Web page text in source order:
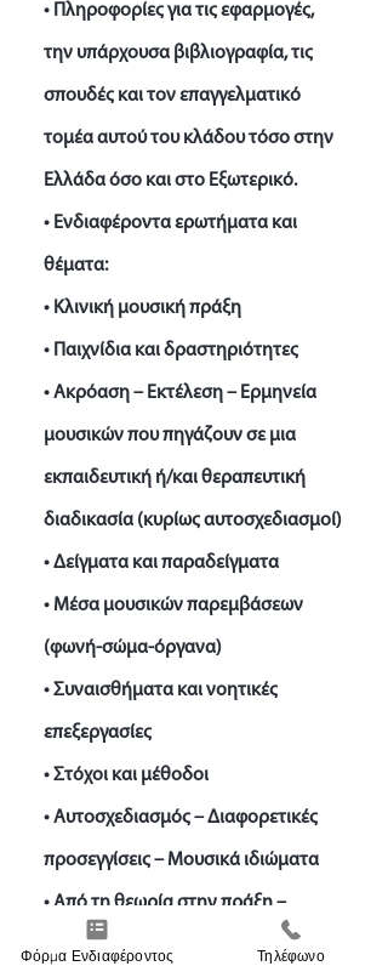
• Πληροφορίες για τις εφαρμογές,
την υπάρχουσα βιβλιογραφία, τις
σπουδές και τον επαγγελματικό
τομέα αυτού του κλάδου τόσο στην
Ελλάδα όσο και στο Εξωτερικό.
• Ενδιαφέροντα ερωτήματα και
θέματα:
• Κλινική μουσική πράξη
• Παιχνίδια και δραστηριότητες
• Ακρόαση – Εκτέλεση – Ερμηνεία
μουσικών που πηγάζουν σε μια
εκπαιδευτική ή/και θεραπευτική
διαδικασία (κυρίως αυτοσχεδιασμοί)
• Δείγματα και παραδείγματα
• Μέσα μουσικών παρεμβάσεων
(φωνή-σώμα-όργανα)
• Συναισθήματα και νοητικές
επεξεργασίες
• Στόχοι και μέθοδοι
• Αυτοσχεδιασμός – Διαφορετικές
προσεγγίσεις – Μουσικά ιδιώματα
• Από τη θεωρία στην πράξη –
Εφαρμογές
Φόρμα Ενδιαφέροντος Τηλέφωνο